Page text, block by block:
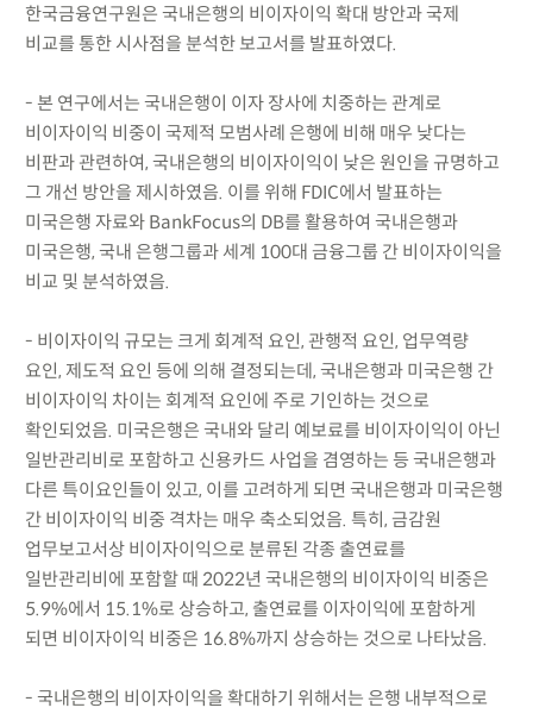
한국금융연구원은 국내은행의 비이자이익 확대 방안과 국제
비교를 통한 시사점을 분석한 보고서를 발표하였다.
- 본 연구에서는 국내은행이 이자 장사에 치중하는 관계로
비이자이익 비중이 국제적 모범사례 은행에 비해 매우 낮다는
비판과 관련하여, 국내은행의 비이자이익이 낮은 원인을 규명하고
그 개선 방안을 제시하였음. 이를 위해 FDIC에서 발표하는
미국은행 자료와 BankFocus의 DB를 활용하여 국내은행과
미국은행, 국내 은행그룹과 세계 100대 금융그룹 간 비이자이익을
비교 및 분석하였음.
- 비이자이익 규모는 크게 회계적 요인, 관행적 요인, 업무역량
요인, 제도적 요인 등에 의해 결정되는데, 국내은행과 미국은행 간
비이자이익 차이는 회계적 요인에 주로 기인하는 것으로
확인되었음. 미국은행은 국내와 달리 예보료를 비이자이익이 아닌
일반관리비로 포함하고 신용카드 사업을 겸영하는 등 국내은행과
다른 특이요인들이 있고, 이를 고려하게 되면 국내은행과 미국은행
간 비이자이익 비중 격차는 매우 축소되었음. 특히, 금감원
업무보고서상 비이자이익으로 분류된 각종 출연료를
일반관리비에 포함할 때 2022년 국내은행의 비이자이익 비중은
5.9%에서 15.1%로 상승하고, 출연료를 이자이익에 포함하게
되면 비이자이익 비중은 16.8%까지 상승하는 것으로 나타났음.
- 국내은행의 비이자이익을 확대하기 위해서는 은행 내부적으로